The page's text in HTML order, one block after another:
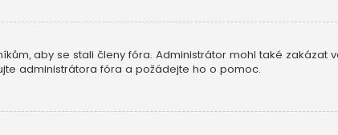
aby se stali členy fóra. Administrátor mohl také zakázat
administrátora fóra a požádejte ho o pomoc.